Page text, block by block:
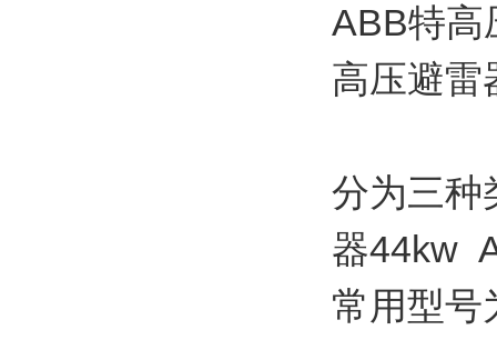
ABB特
高压避
分为三种
器44kw
常用型